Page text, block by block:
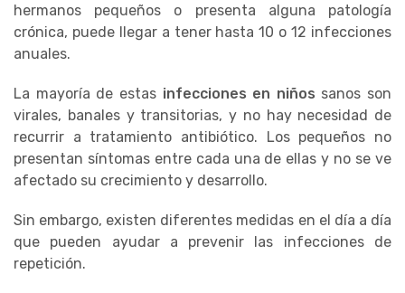
hermanos pequeños o presenta alguna patología
crónica, puede llegar a tener hasta 10 o 12 infecciones
anuales.
La mayoría de estas infecciones en niños sanos son
virales, banales y transitorias, y no hay necesidad de
recurrir a tratamiento antibiótico. Los pequeños no
presentan síntomas entre cada una de ellas y no se ve
afectado su crecimiento y desarrollo.
Sin embargo, existen diferentes medidas en el día a día
que pueden ayudar a prevenir las infecciones de
repetición.